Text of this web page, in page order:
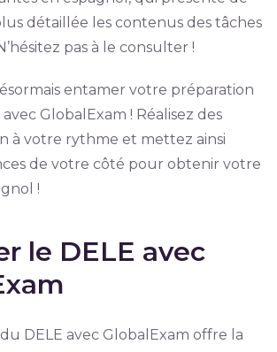
détaillée les contenus des tâches
pas à le consulter !
entamer votre préparation
GlobalExam ! Réalisez des
à votre rythme et mettez ainsi
de votre côté pour obtenir votre
!
le DELE avec
DELE avec GlobalExam offre la